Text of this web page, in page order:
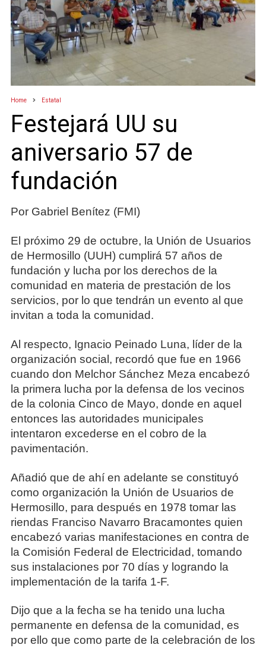
Home Estatal
Festejará UU su
aniversario 57 de
fundación
Por Gabriel Benítez (FMI)
El próximo 29 de octubre, la Unión de Usuarios
de Hermosillo (UUH) cumplirá 57 años de
fundación y lucha por los derechos de la
comunidad en materia de prestación de los
servicios, por lo que tendrán un evento al que
invitan a toda la comunidad.
Al respecto, Ignacio Peinado Luna, líder de la
organización social, recordó que fue en 1966
cuando don Melchor Sánchez Meza encabezó
la primera lucha por la defensa de los vecinos
de la colonia Cinco de Mayo, donde en aquel
entonces las autoridades municipales
intentaron excederse en el cobro de la
pavimentación.
Añadió que de ahí en adelante se constituyó
como organización la Unión de Usuarios de
Hermosillo, para después en 1978 tomar las
riendas Franciso Navarro Bracamontes quien
encabezó varias manifestaciones en contra de
la Comisión Federal de Electricidad, tomando
sus instalaciones por 70 días y logrando la
implementación de la tarifa 1-F.
Dijo que a la fecha se ha tenido una lucha
permanente en defensa de la comunidad, es
por ello que como parte de la celebración de los